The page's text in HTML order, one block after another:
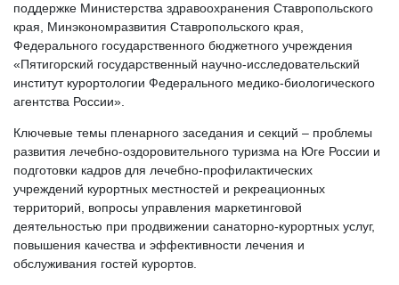
поддержке Министерства здравоохранения Ставропольского
края, Минэкономразвития Ставропольского края,
Федерального государственного бюджетного учреждения
«Пятигорский государственный научно-исследовательский
институт курортологии Федерального медико-биологического
агентства России».
Ключевые темы пленарного заседания и секций – проблемы
развития лечебно-оздоровительного туризма на Юге России и
подготовки кадров для лечебно-профилактических
учреждений курортных местностей и рекреационных
территорий, вопросы управления маркетинговой
деятельностью при продвижении санаторно-курортных услуг,
повышения качества и эффективности лечения и
обслуживания гостей курортов.